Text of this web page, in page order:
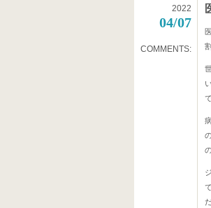
2022
04/07
COMMENTS: